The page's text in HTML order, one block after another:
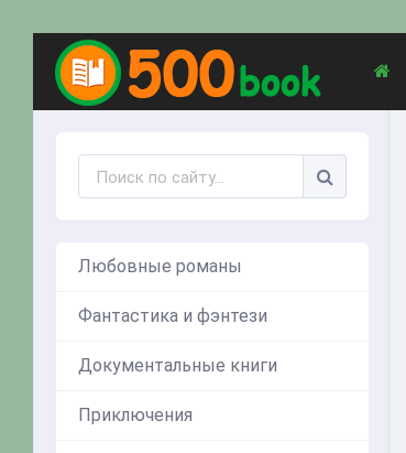
Любовные романы
Фантастика и фэнтези
Документальные книги
Приключения